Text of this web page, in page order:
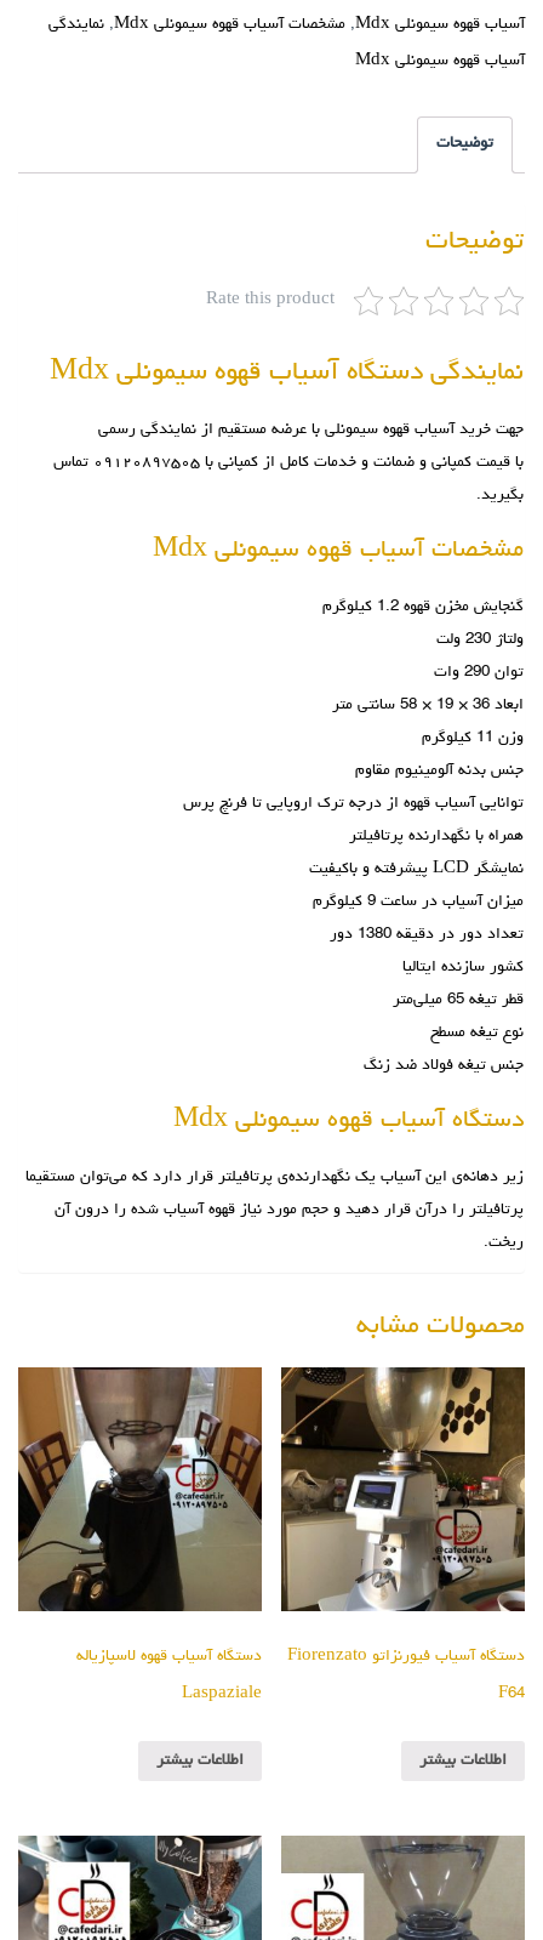
آسیاب قهوه سیمونلی Mdx
, مشخصات آسیاب قهوه سیمونلی Mdx , نمایندگی
آسیاب قهوه سیمونلی Mdx
توضیحات
توضیحات
Rate this product
نمایندگی دستگاه آسیاب قهوه سیمونلی Mdx
جهت خرید آسیاب قهوه سیمونلی با عرضه مستقیم از نمایندگی رسمی
با قیمت کمپانی و ضمانت و خدمات کامل از کمپانی با ۰۹۱۲۰۸۹۷۵۰۵ تماس
بگیرید.
مشخصات آسیاب قهوه سیمونلی Mdx
گنجایش مخزن قهوه 1.2 کیلوگرم
ولتاژ 230 ولت
توان 290 وات
ابعاد 36 × 19 × 58 سانتی متر
وزن 11 کیلوگرم
جنس بدنه آلومینیوم مقاوم
توانایی آسیاب قهوه از درجه ترک اروپایی تا فرنچ پرس
همراه با نگهدارنده پرتافیلتر
نمایشگر LCD پیشرفته و باکیفیت
میزان آسیاب در ساعت 9 کیلوگرم
تعداد دور در دقیقه 1380 دور
کشور سازنده ایتالیا
قطر تیغه 65 میلی‌متر
نوع تیغه مسطح
جنس تیغه فولاد ضد زنگ
دستگاه آسیاب قهوه سیمونلی Mdx
زیر دهانه‌ی این آسیاب یک نگهدارنده‌ی پرتافیلتر قرار دارد که می‌توان مستقیما
پرتافیلتر را درآن قرار دهید و حجم مورد نیاز قهوه آسیاب شده را درون آن
ریخت.
محصولات مشابه
دستگاه آسیاب فیورنزاتو Fiorenzato
F64
اطلاعات بیشتر
دستگاه آسیاب قهوه لاسپازیاله
Laspaziale
اطلاعات بیشتر